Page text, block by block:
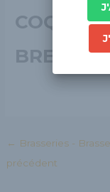
← Brasseries -
précédent